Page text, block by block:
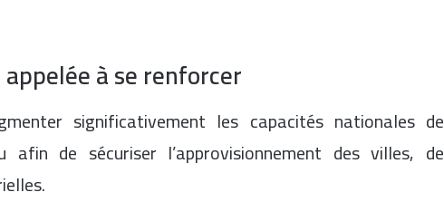
à se renforcer
significativement les capacités nationales de
de sécuriser l’approvisionnement des villes, de